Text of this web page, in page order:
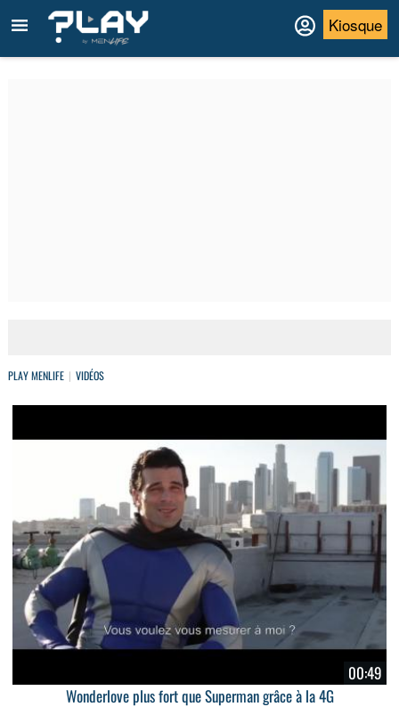
Kiosque
PLAY MENLIFE VIDÉOS
00:49
Wonderlove plus fort que Superman grâce à la 4G